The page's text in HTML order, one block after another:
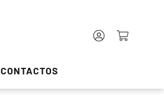
CONTACTOS